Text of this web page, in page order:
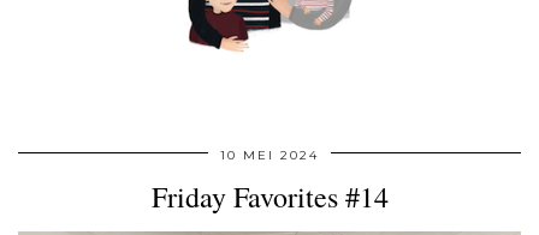
10 MEI 2024
Friday Favorites #14